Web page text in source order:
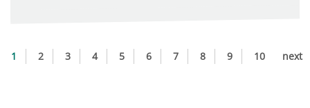
1 2 3 4 5 6 7 8 9 10 next